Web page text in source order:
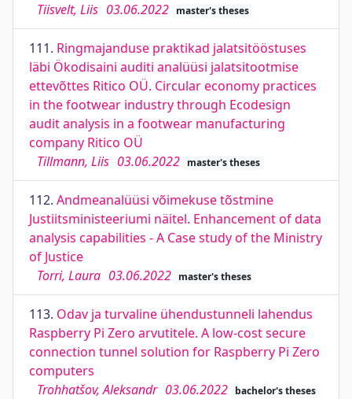
Tiisvelt, Liis 03.06.2022 master's theses
111. Ringmajanduse praktikad jalatsitööstuses
läbi Ökodisaini auditi analüüsi jalatsitootmise
ettevõttes Ritico OÜ. Circular economy practices
in the footwear industry through Ecodesign
audit analysis in a footwear manufacturing
company Ritico OÜ
Tillmann, Liis 03.06.2022 master's theses
112. Andmeanalüüsi võimekuse tõstmine
Justiitsministeeriumi näitel. Enhancement of data
analysis capabilities - A Case study of the Ministry
of Justice
Torri, Laura 03.06.2022 master's theses
113. Odav ja turvaline ühendustunneli lahendus
Raspberry Pi Zero arvutitele. A low-cost secure
connection tunnel solution for Raspberry Pi Zero
computers
Trohhatšov, Aleksandr 03.06.2022 bachelor's theses